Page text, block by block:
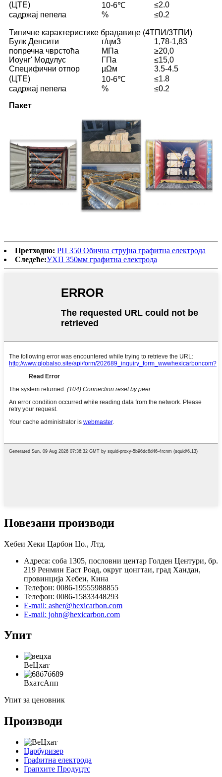
(ЦТЕ)
10-6℃
≤2.0
садржај пепела
% ≤0.2
Типичне карактеристике брадавице (4ТПИ/3ТПИ)
Булк Денсити
г/цм3
1,78-1,83
попречна чврстоћа
МПа
≥20,0
Иоунг' Модулус
ГПа
≤15,0
Специфични отпор
µΩм
3.5-4.5
(ЦТЕ)
10-6℃
≤1.8
садржај пепела
%
≤0.2
Пакет
Претходно: РП 350 Обична струјна графитна електрода
Следеће:УХП 350мм графитна електрода
Повезани производи
Хебеи Хеки Царбон Цо., Лтд.
Адреса: соба 1305, пословни центар Голден Центури, бр.
219 Ренмин Еаст Роад, округ цонгтаи, град Хандан,
провинција Хебеи, Кина
Телефон: 0086-19555988855
Телефон: 0086-15833448293
E-mail: asher@hexicarbon.com
E-mail: john@hexicarbon.com
Упит
ВеЦхат
ВхатсАпп
Упит за ценовник
Производи
Царбуризер
Графитна електрода
Грапхите Продуцтс